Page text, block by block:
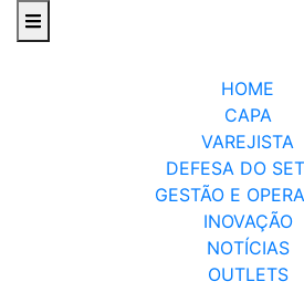
HOME
CAPA
VAREJISTA
DEFESA DO
GESTÃO E
INOVAÇÃO
NOTÍCIAS
OUTLETS